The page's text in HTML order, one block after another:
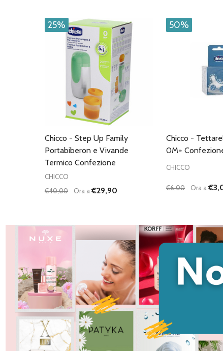
25%
Chicco - Step Up Family
Portabiberon e Vivande
Termico Confezione
CHICCO
€40,00
Ora a€29,90
50%
Chicco -
0M+
CHICCO
€6,00 Ora a